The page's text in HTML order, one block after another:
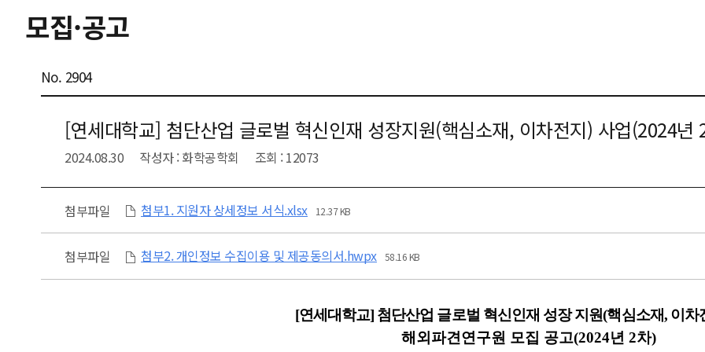
모집·공고
No. 2904
[연세대학교] 첨단산업 글로벌 혁신인재 성장지원(핵심소재, 이차전지) 사업(2024년
2024.08.30 작성자 : 화학공학회 조회 : 12073
첨부파일 첨부1. 지원자 상세정보 서식.xlsx 12.37 KB
첨부파일 첨부2. 개인정보 수집이용 및 제공동의서.hwpx 58.16 KB